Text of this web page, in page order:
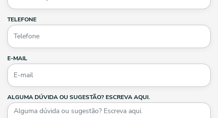
TELEFONE
E-MAIL
ALGUMA DÚVIDA OU SUGESTÃO? ESCREVA AQUI.